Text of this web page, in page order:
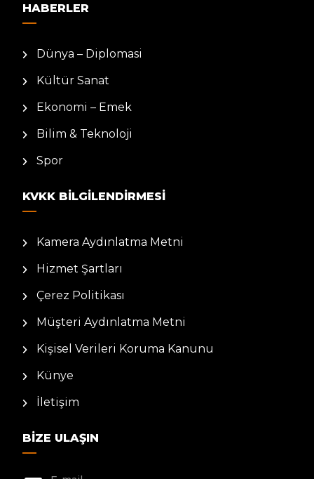
HABERLER
Dünya – Diplomasi
Kültür Sanat
Ekonomi – Emek
Bilim & Teknoloji
Spor
KVKK BILGILENDIRMESI
Kamera Aydınlatma Metni
Hizmet Şartları
Çerez Politikası
Müşteri Aydınlatma Metni
Kişisel Verileri Koruma Kanunu
Künye
İletişim
BIZE ULAŞIN